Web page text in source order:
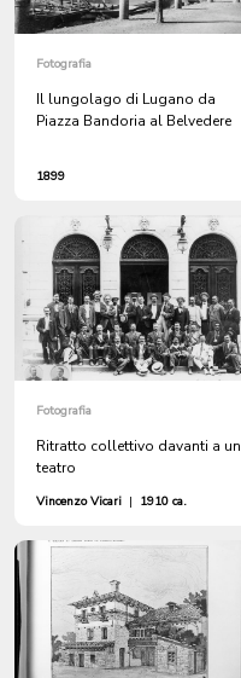
Fotografia
Il lungolago di Lugano da
Piazza Bandoria al Belvedere
1899
Fotografia
Ritratto collettivo davanti a un
teatro
Vincenzo Vicari | 1910 ca.